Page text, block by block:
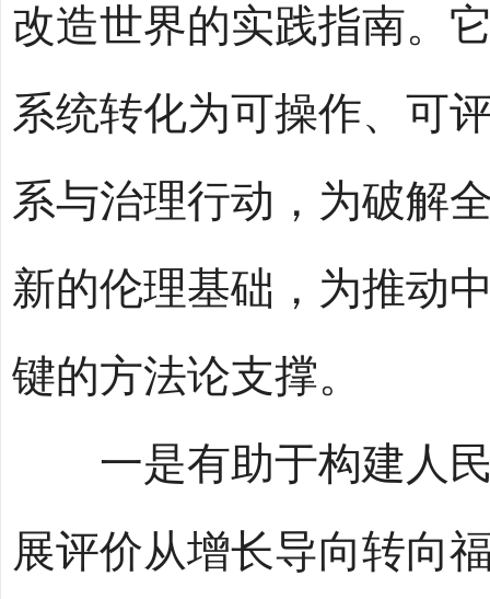
改造世界的实践指南。
系统转化为可操作、可
系与治理行动，为破解
新的伦理基础，为推动
键的方法论支撑。
一是有助于构建人民
展评价从增长导向转向